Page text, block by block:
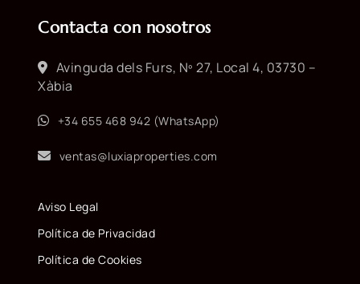
Contacta con nosotros
Avinguda dels Furs, Nº 27, Local 4, 03730 –
Xàbia
+34 655 468 942 (WhatsApp)
ventas@luxiaproperties.com
Aviso Legal
Política de Privacidad
Política de Cookies